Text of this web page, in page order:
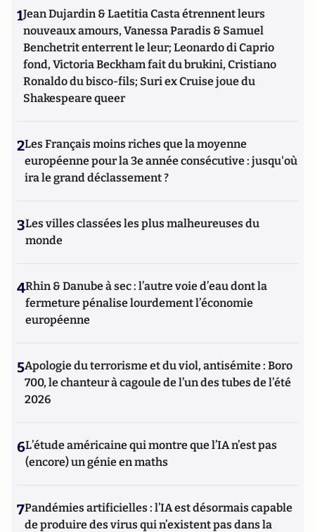
1Jean Dujardin & Laetitia Casta étrennent leurs
nouveaux amours, Vanessa Paradis & Samuel
Benchetrit enterrent le leur; Leonardo di Caprio
fond, Victoria Beckham fait du brukini, Cristiano
Ronaldo du bisco-fils; Suri ex Cruise joue du
Shakespeare queer
2Les Français moins riches que la moyenne
européenne pour la 3e année consécutive : jusqu'où
ira le grand déclassement ?
3Les villes classées les plus malheureuses du
monde
4Rhin & Danube à sec : l’autre voie d’eau dont la
fermeture pénalise lourdement l’économie
européenne
5Apologie du terrorisme et du viol, antisémite : Boro
700, le chanteur à cagoule de l’un des tubes de l’été
2026
6L’étude américaine qui montre que l’IA n’est pas
(encore) un génie en maths
7Pandémies artificielles : l’IA est désormais capable
de produire des virus qui n’existent pas dans la